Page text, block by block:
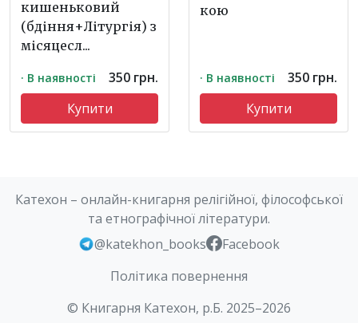
кишеньковий
(бдіння+Літургія) з
місяцесл...
· В наявності
350 грн.
Купити
кою
· В наявності
350 грн.
Купити
Катехон – онлайн-книгарня релігійної, філософської
та етнографічної літератури.
@katekhon_books
Facebook
Політика повернення
© Книгарня Катехон, р.Б. 2025–2026